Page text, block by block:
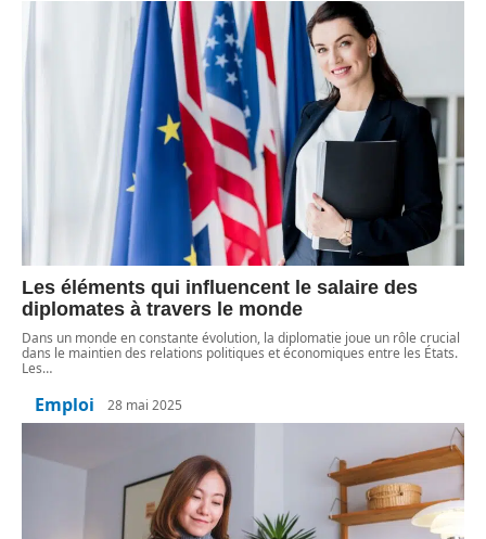
Les éléments qui influencent le salaire des
diplomates à travers le monde
Dans un monde en constante évolution, la diplomatie joue un rôle crucial
dans le maintien des relations politiques et économiques entre les États.
Les…
Emploi 28 mai 2025